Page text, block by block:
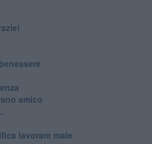
amico
lavorare male